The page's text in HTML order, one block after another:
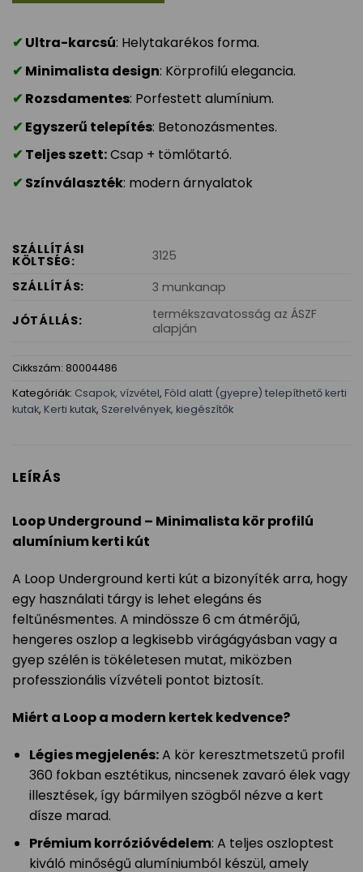
Ultra-karcsú: Helytakarékos forma.
Minimalista design: Körprofilú elegancia.
Rozsdamentes: Porfestett alumínium.
Egyszerű telepítés: Betonozásmentes.
Teljes szett:Csap + tömlőtartó.
Színválaszték: modern árnyalatok
SZÁLLÍTÁSI
KÖLTSÉG:
3125
SZÁLLÍTÁS:
3 munkanap
JÓTÁLLÁS:
termékszavatosság az ÁSZF
alapján
Cikkszám: 80004486
Kategóriák: Csapok, vízvétel, Föld alatt (gyepre) telepíthető kerti
kutak, Kerti kutak, Szerelvények, kiegészítők
LEÍRÁS
Loop Underground – Minimalista kör profilú
alumínium kerti kút
A Loop Underground kerti kút a bizonyíték arra, hogy
egy használati tárgy is lehet elegáns és
feltűnésmentes. A mindössze 6 cm átmérőjű,
hengeres oszlop a legkisebb virágágyásban vagy a
gyep szélén is tökéletesen mutat, miközben
professzionális vízvételi pontot biztosít.
Miért a Loop a modern kertek kedvence?
Légies megjelenés:A kör keresztmetszetű profil
360 fokban esztétikus, nincsenek zavaró élek vagy
illesztések, így bármilyen szögből nézve a kert
dísze marad.
Prémium korrózióvédelem: A teljes oszloptest
kiváló minőségű alumíniumból készül, amely